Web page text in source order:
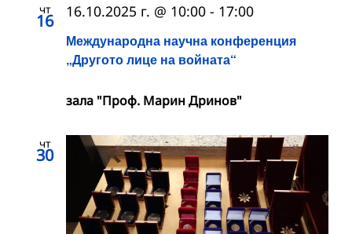
чт
16
Международна научна конференция
„Другото лице на войната“
16.10.2025 г. @ 10:00 - 17:00
зала "Проф. Марин Дринов"
чт
30